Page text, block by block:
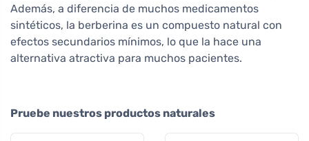
Además, a diferencia de muchos medicamentos
sintéticos, la berberina es un compuesto natural con
efectos secundarios mínimos, lo que la hace una
alternativa atractiva para muchos pacientes.
Pruebe nuestros productos naturales